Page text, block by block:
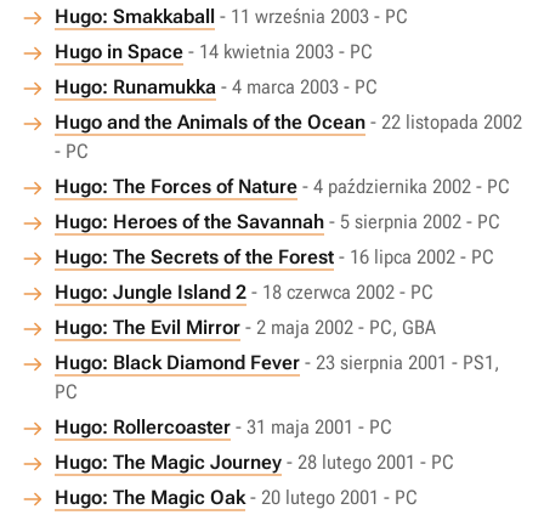
Hugo: Smakkaball - 11 września 2003 - PC
Hugo in Space - 14 kwietnia 2003 - PC
Hugo: Runamukka - 4 marca 2003 - PC
Hugo and the Animals of the Ocean - 22 listopada 2002
- PC
Hugo: The Forces of Nature - 4 października 2002 - PC
Hugo: Heroes of the Savannah - 5 sierpnia 2002 - PC
Hugo: The Secrets of the Forest - 16 lipca 2002 - PC
Hugo: Jungle Island 2 - 18 czerwca 2002 - PC
Hugo: The Evil Mirror - 2 maja 2002 - PC, GBA
Hugo: Black Diamond Fever - 23 sierpnia 2001 - PS1,
PC
Hugo: Rollercoaster - 31 maja 2001 - PC
Hugo: The Magic Journey - 28 lutego 2001 - PC
Hugo: The Magic Oak - 20 lutego 2001 - PC